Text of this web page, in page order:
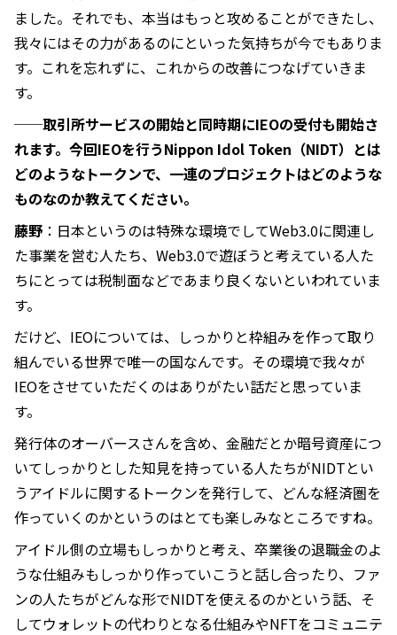
ました。それでも、本当はもっと攻めることができたし、
我々にはその力があるのにといった気持ちが今でもありま
す。これを忘れずに、これからの改善につなげていきま
す。
──取引所サービスの開始と同時期にIEOの受付も開始さ
れます。今回IEOを行うNippon Idol Token（NIDT）とは
どのようなトークンで、一連のプロジェクトはどのような
ものなのか教えてください。
藤野 ：日本というのは特殊な環境でしてWeb3.0に関連し
た事業を営む人たち、Web3.0で遊ぼうと考えている人た
ちにとっては税制面などであまり良くないといわれていま
す。
だけど、IEOについては、しっかりと枠組 みを作って取り
組んでいる世界で唯一の国なんです。その環境で我々が
IEOをさせていただくのはありがたい話だと思っていま
す。
発行体のオーバースさんを含め、金融だとか暗号資産につ
いてしっかりとした知見を持っている人たちがNIDTとい
うアイドルに関するトークンを発行して、どんな経済圏を
作っていくのかというのはとても楽しみなところですね。
アイドル側の立場もしっかりと考え、卒業後の退職金のよ
うな仕組みもしっかり作っていこうと話し合ったり、ファ
ンの人たちがどんな形でNIDTを使えるのかという話、そ
してウォレットの代わりとなる仕組みやNFTをコミュニテ